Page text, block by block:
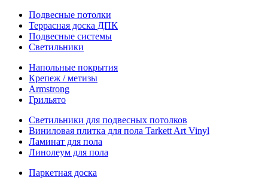
Подвесные потолки
Террасная доска ДПК
Подвесные системы
Светильники
Напольные покрытия
Крепеж / метизы
Armstrong
Грильято
Светильники для подвесных потолков
Виниловая плитка для пола Tarkett Art Vinyl
Ламинат для пола
Линолеум для пола
Паркетная доска